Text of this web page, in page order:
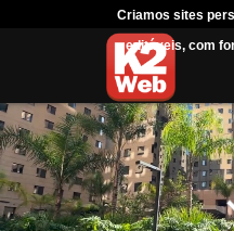
Criamos sites
editáveis, com